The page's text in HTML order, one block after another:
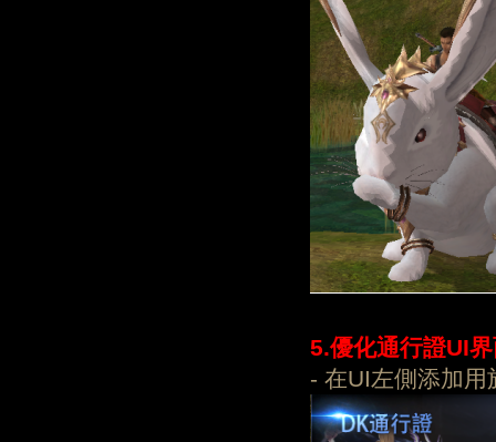
5.優化通行證UI
- 在UI左側添加